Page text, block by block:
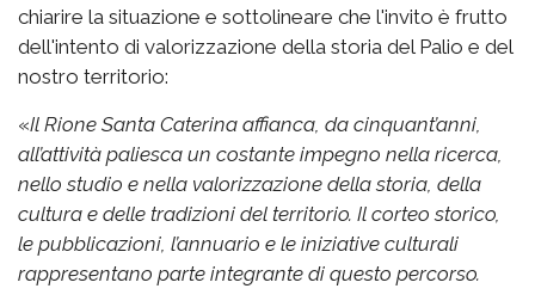
chiarire la situazione e sottolineare che l'invito è frutto
dell'intento di valorizzazione della storia del Palio e del
nostro territorio:
«Il Rione Santa Caterina affianca, da cinquant’anni,
all’attività paliesca un costante impegno nella ricerca,
nello studio e nella valorizzazione della storia, della
cultura e delle tradizioni del territorio. Il corteo storico,
le pubblicazioni, l’annuario e le iniziative culturali
rappresentano parte integrante di questo percorso.